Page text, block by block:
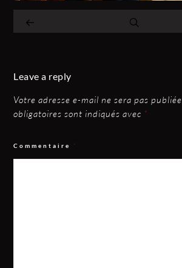
Leave a reply
Votre adresse e-mail ne sera pas publiée.
obligatoires sont indiqués avec *
Commentaire *